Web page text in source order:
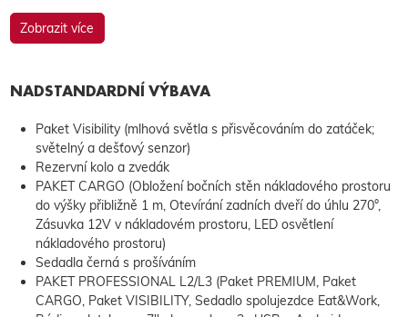
Zobrazit více
NADSTANDARDNÍ VÝBAVA
Paket Visibility (mlhová světla s přisvěcováním do zatáček;
světelný a dešťový senzor)
Rezervní kolo a zvedák
PAKET CARGO (Obložení bočních stěn nákladového prostoru
do výšky přibližně 1 m, Otevírání zadních dveří do úhlu 270°,
Zásuvka 12V v nákladovém prostoru, LED osvětlení
nákladového prostoru)
Sedadla černá s prošíváním
PAKET PROFESSIONAL L2/L3 (Paket PREMIUM, Paket
CARGO, Paket VISIBILITY, Sedadlo spolujezdce Eat&Work,